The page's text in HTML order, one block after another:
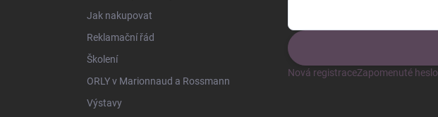
Jak nakupovat
Reklamační řád
Školení
ORLY v Marionnaud a Rossmann
Výstavy
Nová registraceZapomenuté heslo